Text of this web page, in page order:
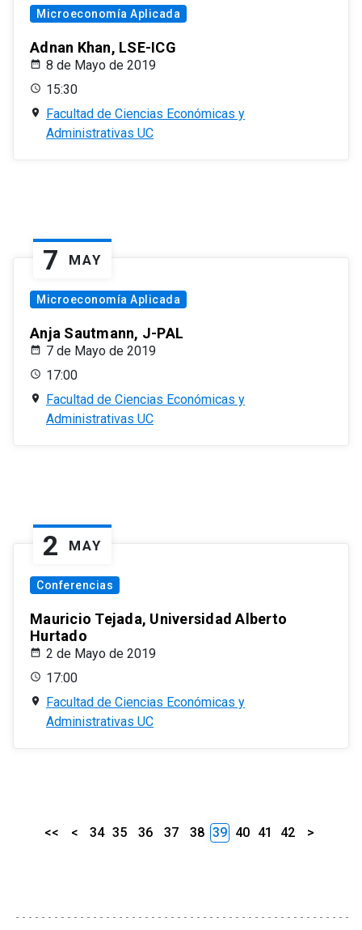
Microeconomía Aplicada
Adnan Khan, LSE-ICG
8 de Mayo de 2019
15:30
Facultad de Ciencias Económicas y
Administrativas UC
7 MAY
Microeconomía Aplicada
Anja Sautmann, J-PAL
7 de Mayo de 2019
17:00
Facultad de Ciencias Económicas y
Administrativas UC
2 MAY
Conferencias
Mauricio Tejada, Universidad Alberto
Hurtado
2 de Mayo de 2019
17:00
Facultad de Ciencias Económicas y
Administrativas UC
<< < 34 35 36 37 38 39 40 41 42 >